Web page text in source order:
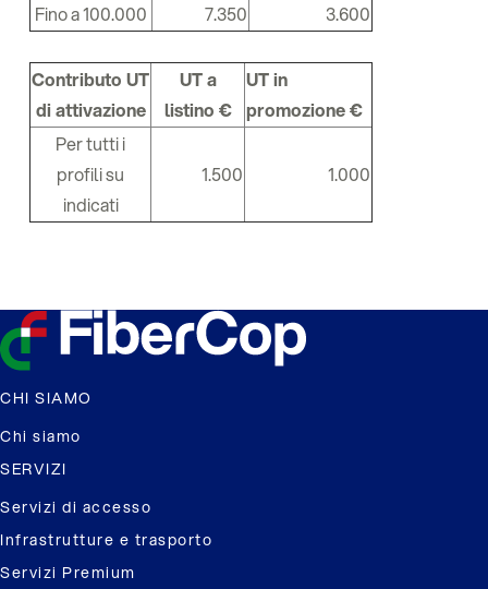
Fino a 100.000
7.350 3.600
Contributo UT
di attivazione
UT a
listino €
UT in
promozione €
Per tutti i
profili su
indicati
1.500 1.000
CHI SIAMO
Chi siamo
SERVIZI
Servizi di accesso
Infrastrutture e trasporto
Servizi Premium